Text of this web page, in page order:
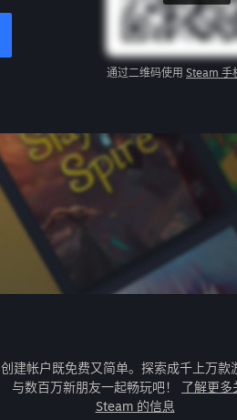
通过二维码使用 Steam 手
创建帐户既免费又简单。探索成千上万款
与数百万新朋友一起畅玩吧！ 了解更多
Steam 的信息